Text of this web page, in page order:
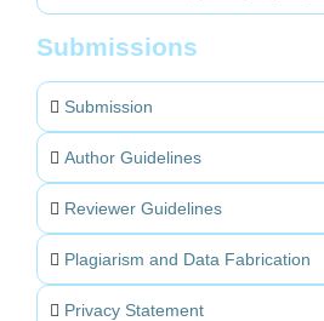
Submissions
Submission
Author Guidelines
Reviewer Guidelines
Plagiarism and Data Fabrication
Privacy Statement